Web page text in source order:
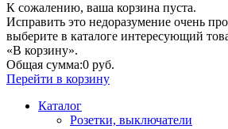
К сожалению, ваша корзина пуста.
Исправить это недоразумение очень
выберите в каталоге интересующий
«В корзину».
Общая сумма:0 руб.
Перейти в корзину
Каталог
Розетки, выключатели